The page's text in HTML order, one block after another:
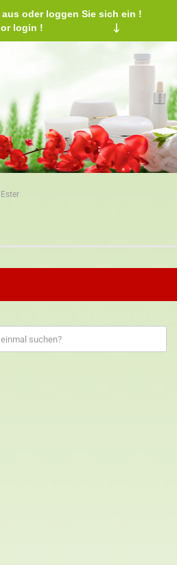
oder loggen Sie sich ein !
country or login !
↓